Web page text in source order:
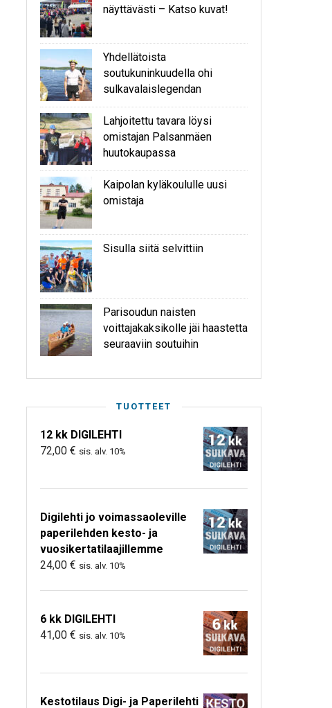
näyttävästi – Katso kuvat!
Yhdellätoista
soutukuninkuudella ohi
sulkavalaislegendan
Lahjoitettu tavara löysi
omistajan Palsanmäen
huutokaupassa
Kaipolan kyläkoululle uusi
omistaja
Sisulla siitä selvittiin
Parisoudun naisten
voittajakaksikolle jäi haastetta
seuraaviin soutuihin
TUOTTEET
12 kk DIGILEHTI
72,00 € sis. alv. 10%
Digilehti jo voimassaoleville
paperilehden kesto- ja
vuosikertatilaajillemme
24,00 € sis. alv. 10%
6 kk DIGILEHTI
41,00 € sis. alv. 10%
Kestotilaus Digi- ja Paperilehti